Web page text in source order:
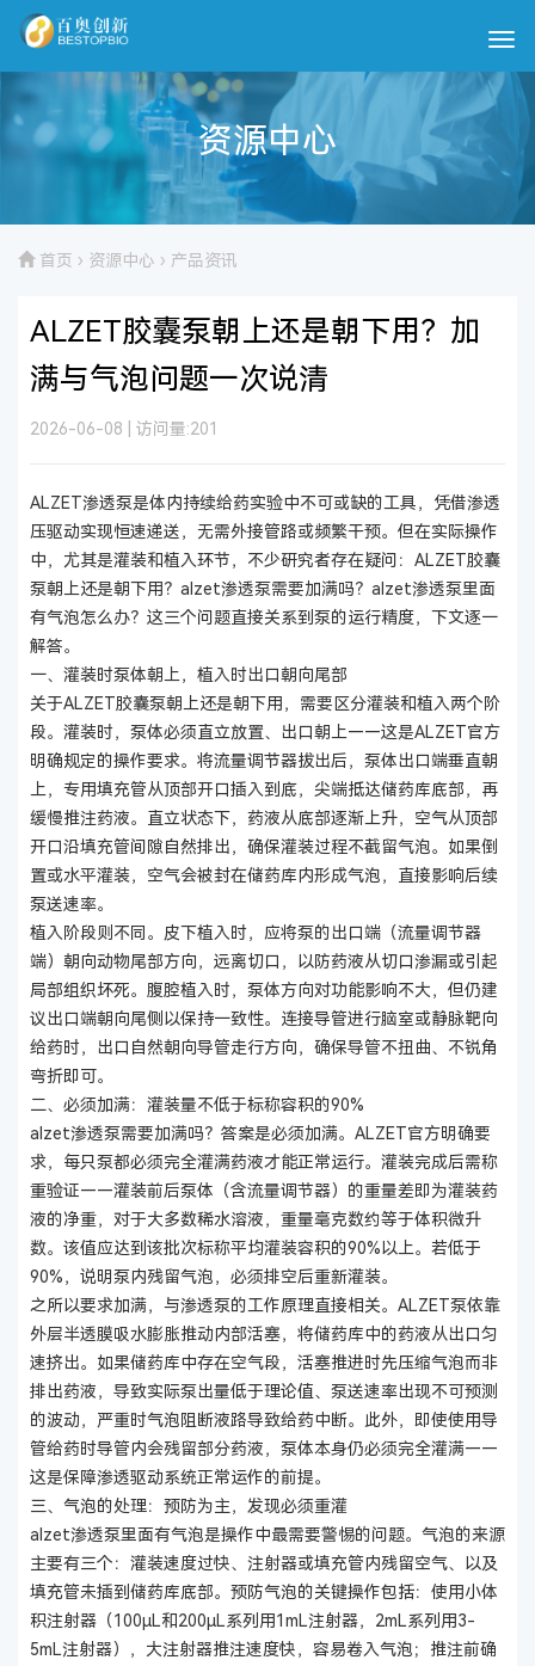
资源中心
首页 › 资源中心 › 产品资讯
ALZET胶囊泵朝上还是朝下用？加
满与气泡问题一次说清
2026-06-08 访问量:201
ALZET渗透泵是体内持续给药实验中不可或缺的工具，凭借渗透
压驱动实现恒速递送，无需外接管路或频繁干预。但在实际操作
中，尤其是灌装和植入环节，不少研究者存在疑问：ALZET胶囊
泵朝上还是朝下用？alzet渗透泵需要加满吗？alzet渗透泵里面
有气泡怎么办？这三个问题直接关系到泵的运行精度，下文逐一
解答。
一、灌装时泵体朝上，植入时出口朝向尾部
关于ALZET胶囊泵朝上还是朝下用，需要区分灌装和植入两个阶
段。灌装时，泵体必须直立放置、出口朝上——这是ALZET官方
明确规定的操作要求。将流量调节器拔出后，泵体出口端垂直朝
上，专用填充管从顶部开口插入到底，尖端抵达储药库底部，再
缓慢推注药液。直立状态下，药液从底部逐渐上升，空气从顶部
开口沿填充管间隙自然排出，确保灌装过程不截留气泡。如果倒
置或水平灌装，空气会被封在储药库内形成气泡，直接影响后续
泵送速率。
植入阶段则不同。皮下植入时，应将泵的出口端（流量调节器
端）朝向动物尾部方向，远离切口，以防药液从切口渗漏或引起
局部组织坏死。腹腔植入时，泵体方向对功能影响不大，但仍建
议出口端朝向尾侧以保持一致性。连接导管进行脑室或静脉靶向
给药时，出口自然朝向导管走行方向，确保导管不扭曲、不锐角
弯折即可。
二、必须加满：灌装量不低于标称容积的90%
alzet渗透泵需要加满吗？答案是必须加满。ALZET官方明确要
求，每只泵都必须完全灌满药液才能正常运行。灌装完成后需称
重验证——灌装前后泵体（含流量调节器）的重量差即为灌装药
液的净重，对于大多数稀水溶液，重量毫克数约等于体积微升
数。该值应达到该批次标称平均灌装容积的90%以上。若低于
90%，说明泵内残留气泡，必须排空后重新灌装。
之所以要求加满，与渗透泵的工作原理直接相关。ALZET泵依靠
外层半透膜吸水膨胀推动内部活塞，将储药库中的药液从出口匀
速挤出。如果储药库中存在空气段，活塞推进时先压缩气泡而非
排出药液，导致实际泵出量低于理论值、泵送速率出现不可预测
的波动，严重时气泡阻断液路导致给药中断。此外，即使使用导
管给药时导管内会残留部分药液，泵体本身仍必须完全灌满——
这是保障渗透驱动系统正常运作的前提。
三、气泡的处理：预防为主，发现必须重灌
alzet渗透泵里面有气泡是操作中最需要警惕的问题。气泡的来源
主要有三个：灌装速度过快、注射器或填充管内残留空气、以及
填充管未插到储药库底部。预防气泡的关键操作包括：使用小体
积注射器（100μL和200μL系列用1mL注射器，2mL系列用3-
5mL注射器），大注射器推注速度快，容易卷入气泡；推注前确